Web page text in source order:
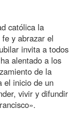
católica la
y abrazar el
invita a todos
alentado a los
de la
el inicio de un
vivir y difundir